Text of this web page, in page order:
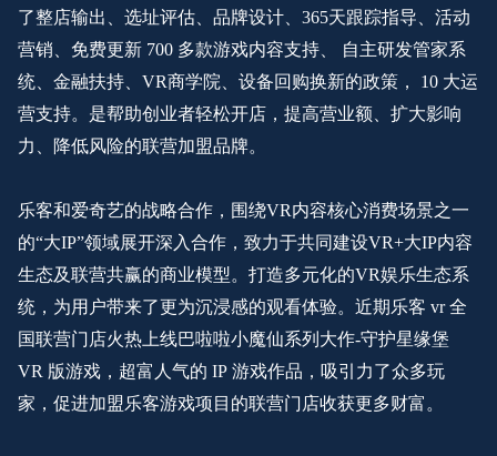
了整店输出、选址评估、品牌设计、365天跟踪指导、活动
营销、免费更新 700 多款游戏内容支持、 自主研发管家系
统、金融扶持、VR商学院、设备回购换新的政策， 10 大运
营支持。是帮助创业者轻松开店，提高营业额、扩大影响
力、降低风险的联营加盟品牌。
乐客和爱奇艺的战略合作，围绕VR内容核心消费场景之一
的“大IP”领域展开深入合作，致力于共同建设VR+大IP内容
生态及联营共赢的商业模型。打造多元化的VR娱乐生态系
统，为用户带来了更为沉浸感的观看体验。近期乐客 vr 全
国联营门店火热上线巴啦啦小魔仙系列大作-守护星缘堡
VR 版游戏，超富人气的 IP 游戏作品，吸引力了众多玩
家，促进加盟乐客游戏项目的联营门店收获更多财富。